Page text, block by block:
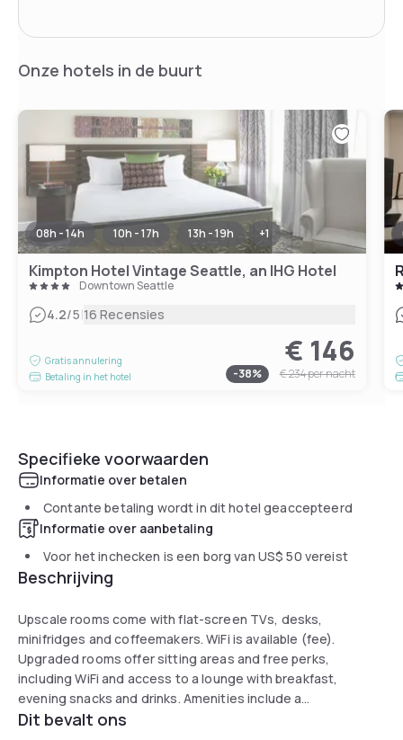
Onze hotels in de buurt
08h - 14h 10h - 17h 13h - 19h +1
Kimpton Hotel Vintage Seattle, an IHG Hotel
Downtown Seattle
4.2/5|16 Recensies
Gratis annulering
Betaling in het hotel
€ 146
-38% € 234per nacht
Specifieke voorwaarden
Informatie over betalen
Contante betaling wordt in dit hotel geaccepteerd
Informatie over aanbetaling
Voor het inchecken is een borg van US$ 50 vereist
Beschrijving
Upscale rooms come with flat-screen TVs, desks,
minifridges and coffeemakers. WiFi is available (fee).
Upgraded rooms offer sitting areas and free perks,
including WiFi and access to a lounge with breakfast,
evening snacks and drinks. Amenities include a
restaurant/bar with city views, plus fitness and business
Dit bevalt ons